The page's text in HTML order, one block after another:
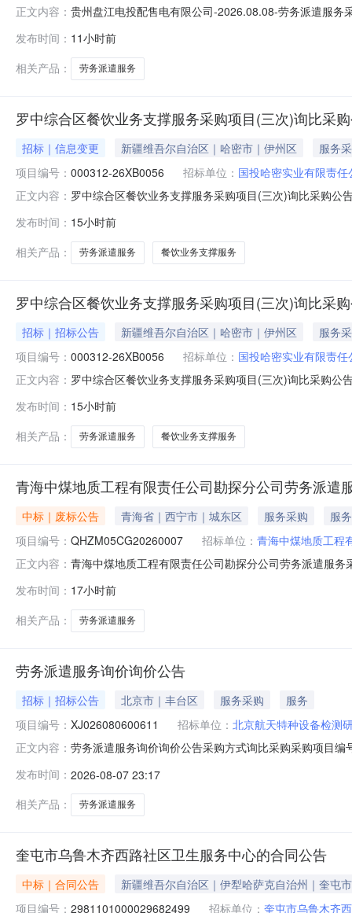
正文内容： 贵州盘江电投配售电有限公司-2026.08.08-劳务派遣服
订生效之日起计算，合同一年一签（由采购人组织对成
容：根据采购人
发布时间： 11小时前
相关产品：
劳务派遣服务
罗中综合区餐饮业务支撑服务采购项目(三次)询比采
招标｜信息变更 新疆维吾尔自治区｜哈密市｜伊州区
服务
项目编号： 000312-26XB0056 招标单位： 国投哈密实业有限责任
正文内容： 罗中综合区餐饮业务支撑服务采购项目(三次)询比采购
限责任公司代理机构：项目概况：本项目规划为罗中综
间：2026
发布时间： 15小时前
相关产品：
劳务派遣服务 餐饮业务支撑服务
罗中综合区餐饮业务支撑服务采购项目(三次)询比采
招标｜招标公告 新疆维吾尔自治区｜哈密市｜伊州区
服务
项目编号： 000312-26XB0056 招标单位： 国投哈密实业有限责任
正文内容： 罗中综合区餐饮业务支撑服务采购项目(三次)询比采购
司代理机构：项目概况：本项目规划为罗中综合区劳务
号：0003
发布时间： 15小时前
相关产品：
劳务派遣服务 餐饮业务支撑服务
青海中煤地质工程有限责任公司勘探分公司劳务派遣
中标｜废标公告 青海省｜西宁市｜城东区 服务采购
服务
项目编号： QHZM05CG20260007 招标单位： 青海中煤地质工程
正文内容： 青海中煤地质工程有限责任公司勘探分公司劳务派遣服
存在以下问题:1、青海加禄餐饮管理有限公司未按招标
讨论,一致
发布时间： 17小时前
相关产品：
劳务派遣服务
劳务派遣服务询价询价公告
招标｜招标公告 北京市｜丰台区 服务采购
服务
项目编号： XJ026080600611 招标单位： 北京航天特种设备检测
正文内容： 劳务派遣服务询价询价公告采购方式询比采购采购项目
发布时间： 2026-08-07 23:17
相关产品：
劳务派遣服务
奎屯市乌鲁木齐西路社区卫生服务中心的合同公告
中标｜合同公告
新疆维吾尔自治区｜伊犁哈萨克自治州｜奎屯市
项目编号： 2981101000029682499 招标单位： 奎屯市乌鲁木齐